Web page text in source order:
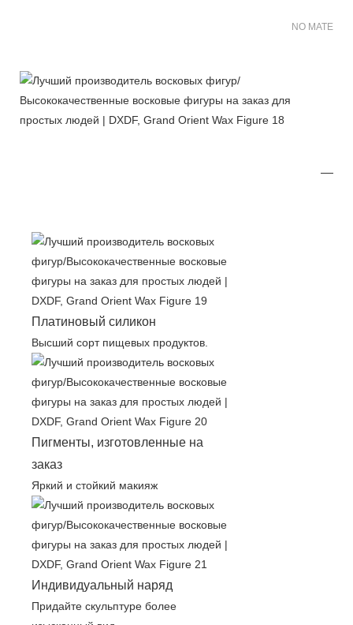
NO MATER
Платиновый силикон
Высший сорт пищевых продуктов.
Пигменты, изготовленные на
заказ
Яркий и стойкий макияж
Индивидуальный наряд
Придайте скульптуре более